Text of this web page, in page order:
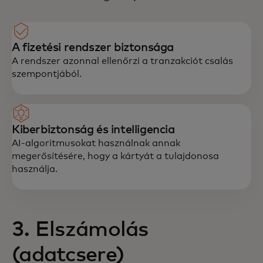
A fizetési rendszer biztonsága
A rendszer azonnal ellenőrzi a tranzakciót csalás
szempontjából.
Kiberbiztonság és intelligencia
AI-algoritmusokat használnak annak
megerősítésére, hogy a kártyát a tulajdonosa
használja.
3. Elszámolás
(adatcsere)